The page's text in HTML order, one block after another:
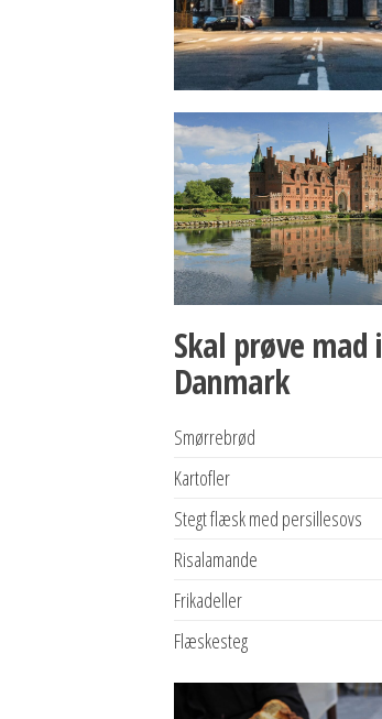
Skal prøve mad i
Danmark
Smørrebrød
Kartofler
Stegt flæsk med persillesovs
Risalamande
Frikadeller
Flæskesteg